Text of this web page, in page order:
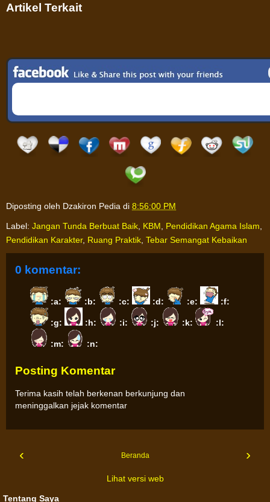
Artikel Terkait
Diposting oleh Dzakiron Pedia di 8:56:00 PM
Label: Jangan Tunda Berbuat Baik KBM Pendidikan Agama Islam
Pendidikan Karakter, Ruang Praktik Tebar Semangat Kebaikan
0 komentar:
:a: :b: :c: :d: :e: :f:
:g: :h: :i: :j: :k: :l:
:m: :n:
Posting Komentar
Terima kasih telah berkenan berkunjung dan
meninggalkan jejak komentar
‹ ›
Beranda
Lihat versi web
Tentang Saya